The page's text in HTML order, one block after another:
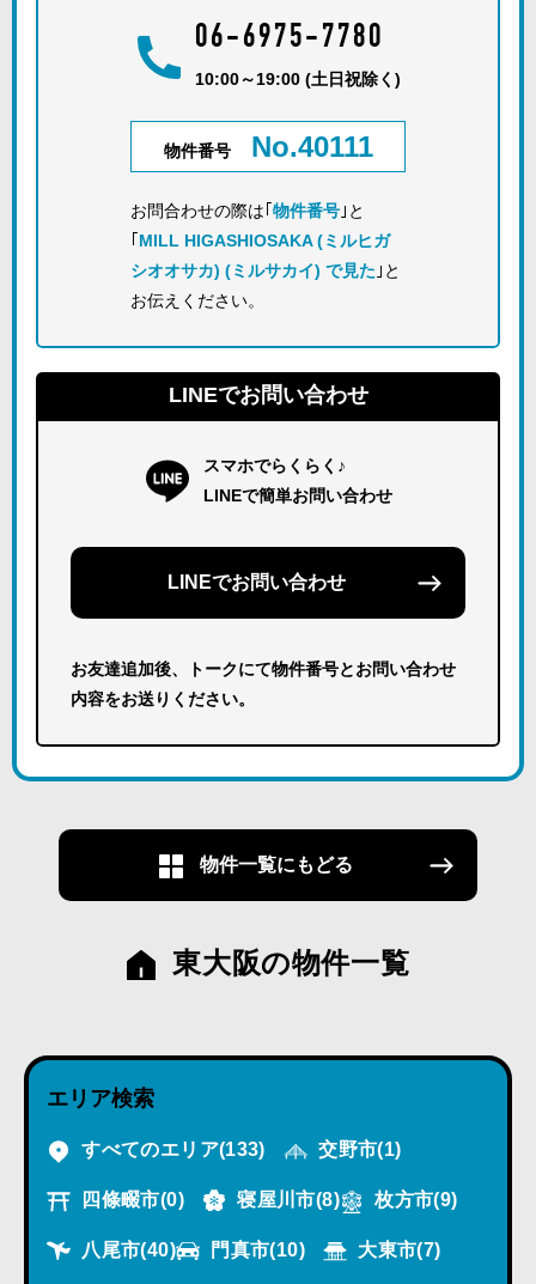
06-6975-7780
10:00～19:00 (土日祝除く)
物件番号 No.40111
お問合わせの際は｢ 物件番号 ｣と
MILL HIGASHIOSAKA (ミルヒガ
シオオサカ) (ミルサカイ) で見た ｣と
お伝えください。
LINEでお問い合わせ
スマホでらくらく♪
LINEで簡単お問い合わせ
LINEでお問い合わせ
お友達追加後、トークにて物件番号とお問い合わせ
内容をお送りください。
物件一覧にもどる
東大阪の物件一覧
エリア検索
すべてのエリア(133) 交野市(1)
四條畷市(0) 寝屋川市(8) 枚方市(9)
八尾市(40) 門真市(10) 大東市(7)